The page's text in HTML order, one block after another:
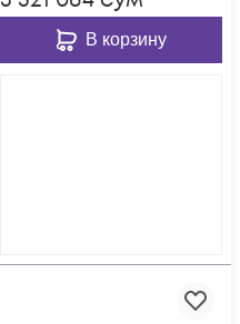
В корзину